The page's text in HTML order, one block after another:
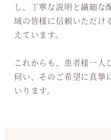
し、丁寧な説明と繊細な
域の皆様に信頼いただけ
えています。
これからも、患者様一人
伺い、そのご希望に真摯
いります。